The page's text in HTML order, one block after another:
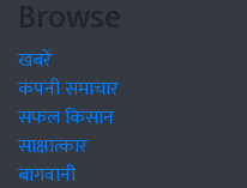
Browse
खबरें
कंपनी समाचार
सफल किसान
साक्षात्कार
बागवानी